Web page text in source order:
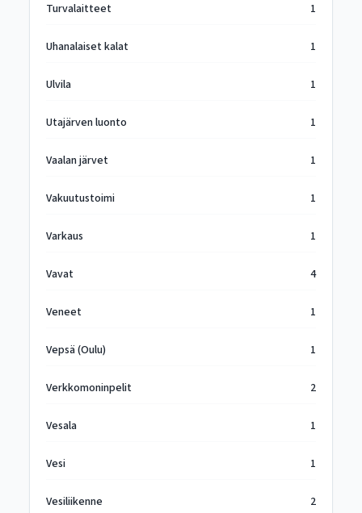
Turvalaitteet 1
Uhanalaiset kalat 1
Ulvila 1
Utajärven luonto 1
Vaalan järvet 1
Vakuutustoimi 1
Varkaus 1
Vavat 4
Veneet 1
Vepsä (Oulu) 1
Verkkomoninpelit 2
Vesala 1
Vesi 1
Vesiliikenne 2